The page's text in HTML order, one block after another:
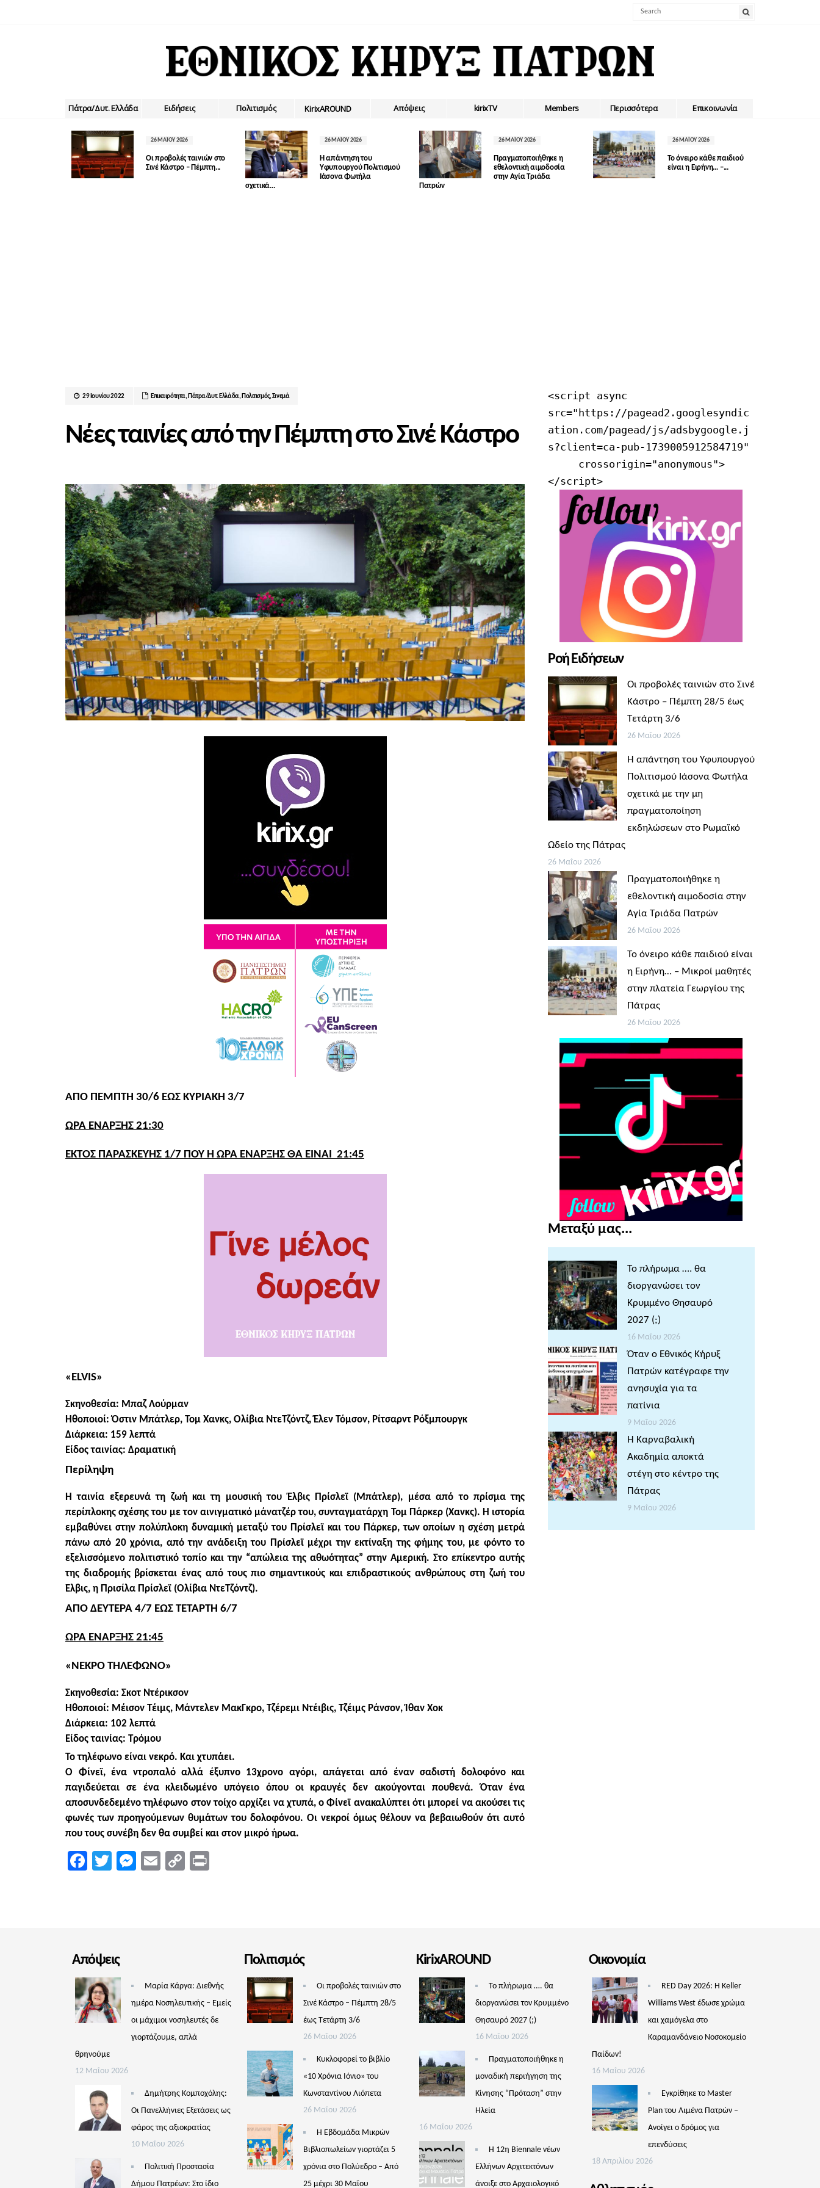
Πάτρα/Δυτ. Ελλάδα Ειδήσεις Πολιτισμός ΚirixAROUND Απόψεις kirixTV Members Περισσότερα Επικοινωνία
26 ΜΑΪ́ΟΥ 2026
Οι προβολές ταινιών στο
Σινέ Κάστρο – Πέμπτη...
26 ΜΑΪ́ΟΥ 2026
Η απάντηση του
Υφυπουργού Πολιτισμού
Ιάσονα Φωτήλα
σχετικά...
26 ΜΑΪ́ΟΥ 2026
Πραγματοποιήθηκε η
εθελοντική αιμοδοσία
στην Αγία Τριάδα
Πατρών
26 ΜΑΪ́ΟΥ 2026
Το όνειρο κάθε παιδιού
είναι η Ειρήνη… –...
29 Ιουνίου 2022 Επικαιρότητα,Πάτρα/Δυτ. Ελλάδα,Πολιτισμός,Σινεμά
Νέες ταινίες από την Πέμπτη στο Σινέ Κάστρο
AΠΟ ΠΕΜΠΤΗ 30/6 ΕΩΣ ΚΥΡΙΑΚΗ 3/7
ΩΡΑ ΕΝΑΡΞΗΣ 21:30
ΕΚΤΟΣ ΠΑΡΑΣΚΕΥΗΣ 1/7 ΠΟΥ Η ΩΡΑ ΕΝΑΡΞΗΣ ΘΑ ΕΙΝΑΙ 21:45
« ELVIS»
Σκηνοθεσία: Μπαζ Λούρμαν
Ηθοποιοί: Όστιν Μπάτλερ, Τομ Χανκς, Ολίβια ΝτεΤζόντζ, Έλεν Τόμσον, Ρίτσαρντ Ρόξμπουργκ
Διάρκεια: 159 λεπτά
Είδος ταινίας: Δραματική
Περίληψη
Η ταινία εξερευνά τη ζωή και τη μουσική του Έλβις Πρίσλεϊ (Μπάτλερ), μέσα από το πρίσμα της
περίπλοκης σχέσης του με τον αινιγματικό μάνατζέρ του, συνταγματάρχη Τομ Πάρκερ (Χανκς). Η ιστορία
εμβαθύνει στην πολύπλοκη δυναμική μεταξύ του Πρίσλεϊ και του Πάρκερ, των οποίων η σχέση μετρά
πάνω από 20 χρόνια, από την ανάδειξη του Πρίσλεϊ μέχρι την εκτίναξη της φήμης του, με φόντο το
εξελισσόμενο πολιτιστικό τοπίο και την “απώλεια της αθωότητας” στην Αμερική. Στο επίκεντρο αυτής
της διαδρομής βρίσκεται ένας από τους πιο σημαντικούς και επιδραστικούς ανθρώπους στη ζωή του
Έλβις, η Πρισίλα Πρίσλεϊ (Ολίβια ΝτεΤζόντζ).
AΠΟ ΔΕΥΤΕΡΑ 4/7 ΕΩΣ ΤΕΤΑΡΤΗ 6/7
ΩΡΑ ΕΝΑΡΞΗΣ 21:45
«ΝΕΚΡΟ ΤΗΛΕΦΩΝΟ»
Σκηνοθεσία: Σκοτ Ντέρικσον
Ηθοποιοί: Μέισον Τέιμς, Μάντελεν ΜακΓκρο, Τζέρεμι Ντέιβις, Τζέιμς Ράνσον, Ίθαν Χοκ
Διάρκεια: 102 λεπτά
Είδος ταινίας: Τρόμου
Το τηλέφωνο είναι νεκρό. Και χτυπάει.
Ο Φίνεϊ, ένα ντροπαλό αλλά έξυπνο 13χρονο αγόρι, απάγεται από έναν σαδιστή δολοφόνο και
παγιδεύεται σε ένα κλειδωμένο υπόγειο όπου οι κραυγές δεν ακούγονται πουθενά. Όταν ένα
αποσυνδεδεμένο τηλέφωνο στον τοίχο αρχίζει να χτυπά, ο Φίνεϊ ανακαλύπτει ότι μπορεί να ακούσει τις
φωνές των προηγούμενων θυμάτων του δολοφόνου. Οι νεκροί όμως θέλουν να βεβαιωθούν ότι αυτό
που τους συνέβη δεν θα συμβεί και στον μικρό ήρωα.
Facebook
TwitterMessenger
EmailCopy
<script async
src="https://pagead2.googlesyndic
ation.com/pagead/js/adsbygoogle.j
s?client=ca-pub-1739005912584719"
</script>
Ροή Ειδήσεων
Οι προβολές ταινιών στο Σινέ
Κάστρο – Πέμπτη 28/5 έως
Τετάρτη 3/6
26 Μαΐου 2026
Η απάντηση του Υφυπουργού
Πολιτισμού Ιάσονα Φωτήλα
σχετικά με την μη
πραγματοποίηση
εκδηλώσεων στο Ρωμαϊκό
Ωδείο της Πάτρας
26 Μαΐου 2026
Πραγματοποιήθηκε η
εθελοντική αιμοδοσία στην
Αγία Τριάδα Πατρών
26 Μαΐου 2026
Το όνειρο κάθε παιδιού είναι
η Ειρήνη… – Μικροί μαθητές
στην πλατεία Γεωργίου της
Πάτρας
26 Μαΐου 2026
Μεταξύ μας...
Το πλήρωμα …. θα
διοργανώσει τον
Κρυμμένο Θησαυρό
2027 (;)
16 Μαΐου 2026
Όταν ο Εθνικός Κήρυξ
Πατρών κατέγραφε την
ανησυχία για τα
πατίνια
9 Μαΐου 2026
Η Καρναβαλική
Ακαδημία αποκτά
στέγη στο κέντρο της
Πάτρας
9 Μαΐου 2026
Απόψεις
Μαρία Κάργα: Διεθνής
ημέρα Νοσηλευτικής – Εμείς
οι μάχιμοι νοσηλευτές δε
γιορτάζουμε, απλά
θρηνούμε
12 Μαΐου 2026
Δημήτρης Κομποχόλης:
Οι Πανελλήνιες Εξετάσεις ως
φάρος της αξιοκρατίας
10 Μαΐου 2026
Πολιτική Προστασία
Δήμου Πατρέων: Στο ίδιο
Πολιτισμός
Οι προβολές ταινιών στο
Σινέ Κάστρο – Πέμπτη 28/5
έως Τετάρτη 3/6
26 Μαΐου 2026
Κυκλοφορεί το βιβλίο
«10 Χρόνια Ιόνιο» του
Κωνσταντίνου Λιόπετα
26 Μαΐου 2026
Η Εβδομάδα Μικρών
Βιβλιοπωλείων γιορτάζει 5
χρόνια στο Πολύεδρο – Από
25 μέχρι 30 Μαΐου
KirixAROUND
Το πλήρωμα …. θα
διοργανώσει τον Κρυμμένο
Θησαυρό 2027 (;)
16 Μαΐου 2026
Πραγματοποιήθηκε η
μοναδική περιήγηση της
Κίνησης “Πρόταση” στην
Ηλεία
16 Μαΐου 2026
Η 12η Biennale νέων
Ελλήνων Αρχιτεκτόνων
άνοιξε στο Αρχαιολογικό
Οικονομία
RED Day 2026: Η Keller
Williams West έδωσε χρώμα
και χαμόγελα στο
Καραμανδάνειο Νοσοκομείο
Παίδων!
16 Μαΐου 2026
Εγκρίθηκε το Master
Plan του Λιμένα Πατρών –
Aνοίγει ο δρόμος για
επενδύσεις
18 Απριλίου 2026